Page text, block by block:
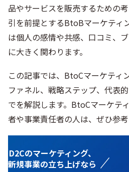
品やサービスを販売するための
引を前提とするBtoBマーケティ
は個人の感情や共感、口コミ、
に大きく関わります。
この記事では、BtoCマーケティ
ファネル、戦略ステップ、代表
でを解説します。BtoCマーケテ
者や事業責任者の人は、ぜひ参考
D2Cのマーケティング、
新規事業の立ち上げなら